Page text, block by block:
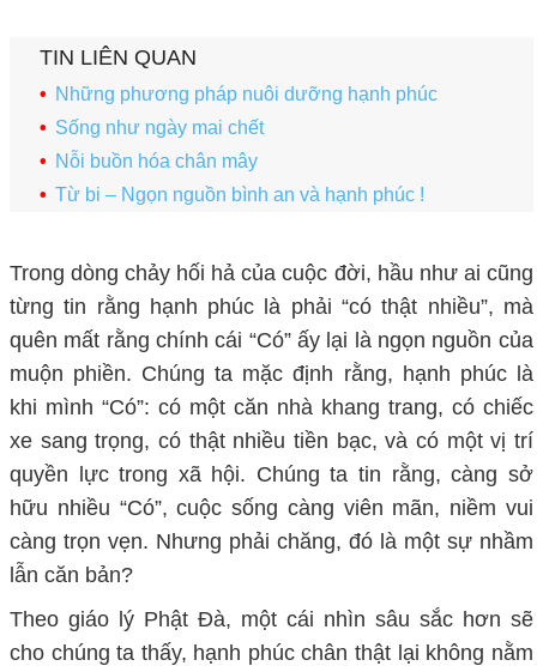
TIN LIÊN QUAN
Những phương pháp nuôi dưỡng hạnh phúc
Sống như ngày mai chết
Nỗi buồn hóa chân mây
Từ bi – Ngọn nguồn bình an và hạnh phúc !
Trong dòng chảy hối hả của cuộc đời, hầu như ai cũng
từng tin rằng hạnh phúc là phải “có thật nhiều”, mà
quên mất rằng chính cái “Có” ấy lại là ngọn nguồn của
muộn phiền. Chúng ta mặc định rằng, hạnh phúc là
khi mình “Có”: có một căn nhà khang trang, có chiếc
xe sang trọng, có thật nhiều tiền bạc, và có một vị trí
quyền lực trong xã hội. Chúng ta tin rằng, càng sở
hữu nhiều “Có”, cuộc sống càng viên mãn, niềm vui
càng trọn vẹn. Nhưng phải chăng, đó là một sự nhầm
lẫn căn bản?
Theo giáo lý Phật Đà, một cái nhìn sâu sắc hơn sẽ
cho chúng ta thấy, hạnh phúc chân thật lại không nằm